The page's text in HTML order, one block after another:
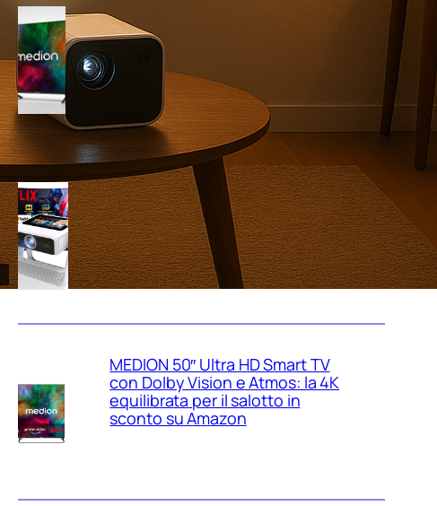
Medion 55″ QLED 4K
MD855701, smart TV completa
con Dolby Vision e app
integrate in offerta su Amazon
Mini proiettore smart 4K con
WiFi 6 e touchscreen, il
compatto perfetto per il
cinema in ogni stanza
MEDION 50″ Ultra HD Smart TV
con Dolby Vision e Atmos: la 4K
equilibrata per il salotto in
sconto su Amazon